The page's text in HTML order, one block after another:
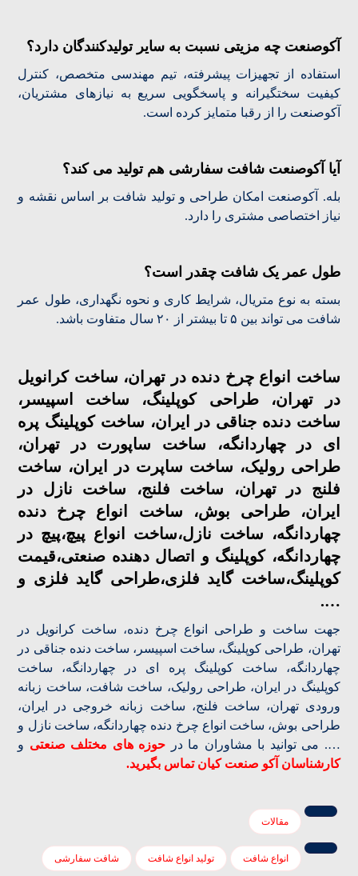
آکوصنعت چه مزیتی نسبت به سایر تولیدکنندگان دارد؟
استفاده از تجهیزات پیشرفته، تیم مهندسی متخصص، کنترل
کیفیت سختگیرانه و پاسخگویی سریع به نیازهای مشتریان،
آکوصنعت را از رقبا متمایز کرده است.
آیا آکوصنعت شافت سفارشی هم تولید می کند؟
بله. آکوصنعت امکان طراحی و تولید شافت بر اساس نقشه و
نیاز اختصاصی مشتری را دارد.
طول عمر یک شافت چقدر است؟
بسته به نوع متریال، شرایط کاری و نحوه نگهداری، طول عمر
شافت می تواند بین ۵ تا بیشتر از ۲۰ سال متفاوت باشد.
ساخت انواع چرخ دنده در تهران، ساخت کرانویل
در تهران، طراحی کوپلینگ، ساخت اسپیسر،
ساخت دنده جناقی در ایران، ساخت کوپلینگ پره
ای در چهاردانگه، ساخت ساپورت در تهران،
طراحی رولیک، ساخت ساپرت در ایران، ساخت
فلنج در تهران، ساخت فلنج، ساخت نازل در
ایران، طراحی بوش، ساخت انواع چرخ دنده
چهاردانگه، ساخت نازل،ساخت انواع پیچ،پیچ در
چهاردانگه، کوپلینگ و اتصال‌ دهنده صنعتی،قیمت
کوپلینگ،ساخت گاید فلزی،طراحی گاید فلزی و
….
جهت ساخت و طراحی انواع چرخ دنده، ساخت کرانویل در
تهران، طراحی کوپلینگ، ساخت اسپیسر، ساخت دنده جناقی در
چهاردانگه، ساخت کوپلینگ پره ای در چهاردانگه، ساخت
کوپلینگ در ایران، طراحی رولیک، ساخت شافت، ساخت زبانه
ورودی تهران، ساخت فلنج، ساخت زبانه خروجی در ایران،
طراحی بوش، ساخت انواع چرخ دنده چهاردانگه، ساخت نازل و
…. می توانید با مشاوران ما در حوزه های مختلف صنعتی و
کارشناسان آکو صنعت کیان تماس بگیرید.
مقالات
انواع شافت تولید انواع شافت شافت سفارشی